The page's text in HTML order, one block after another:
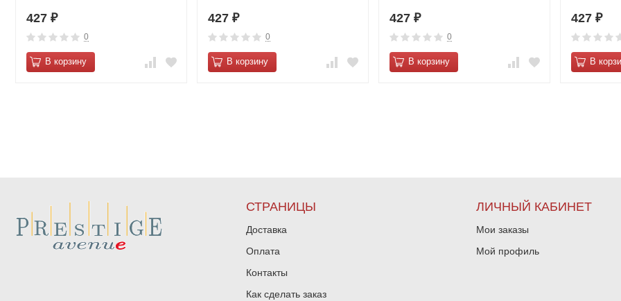
427 ₽
0
В корзину
427 ₽
0
В корзину
427 ₽
0
В корзину
427 ₽
В
СТРАНИЦЫ
Доставка
Оплата
Контакты
Как сделать заказ
ЛИЧНЫЙ КАБИНЕТ
Мои заказы
Мой профиль